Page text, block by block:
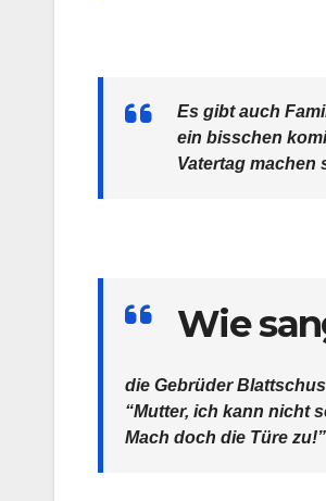
Es gibt auch
ein bisschen
Vatertag
Wie
die Gebrüder
“Mutter, ich kann nicht
Mach doch die Türe zu!”